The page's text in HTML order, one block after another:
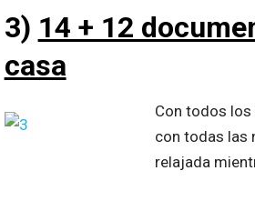
3) 14 + 12
casa
Con todos
con todas las
relajada